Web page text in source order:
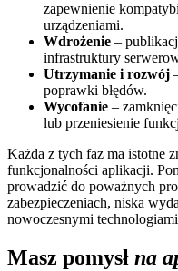
zapewnienie
urządzeniami.
Wdrożenie –
infrastruktury
Utrzymanie i rozwój
poprawki błędów.
Wycofanie –
lub przeniesienie
Każda z tych faz ma istotne
funkcjonalności aplikacji.
prowadzić do poważnych
zabezpieczeniach, niska
nowoczesnymi
Masz pomysł na